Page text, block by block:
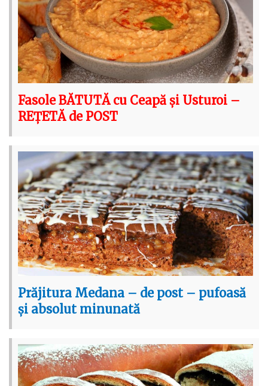
Fasole BĂTUTĂ cu Ceapă și Usturoi –
REȚETĂ de POST
Prăjitura Medana – de post – pufoasă
și absolut minunată